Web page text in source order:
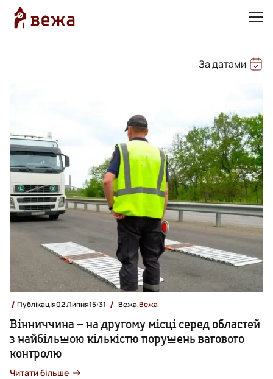
За датами
Публікація02 Липня15:31 Вежа,Вежа
Вінниччина – на другому місці серед областей
з найбільшою кількістю порушень вагового
контролю
Читати більше